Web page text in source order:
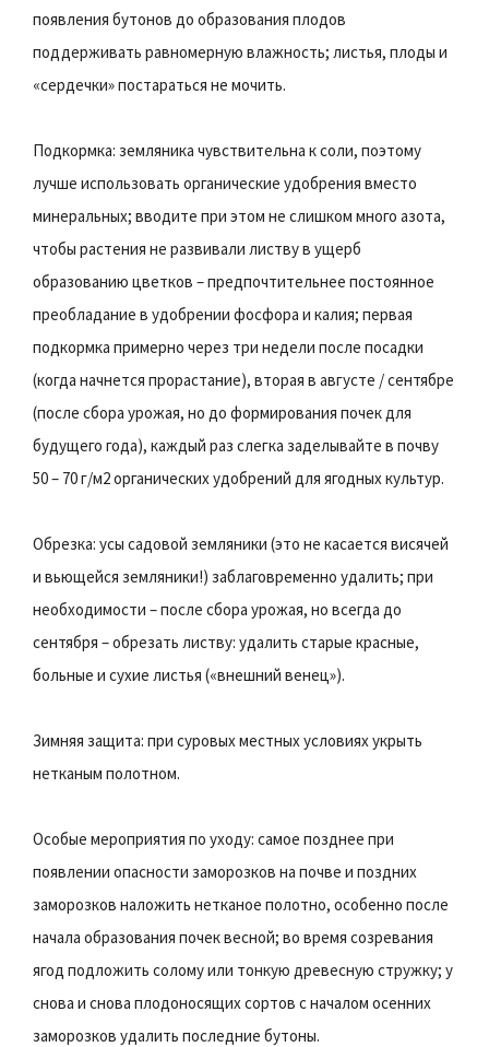
появления бутонов до образования плодов
поддерживать равномерную влажность; листья, плоды и
«сердечки» постараться не мочить.
Подкормка: земляника чувствительна к соли, поэтому
лучше использовать органические удобрения вместо
минеральных; вводите при этом не слишком много азота,
чтобы растения не развивали листву в ущерб
образованию цветков – предпочтительнее постоянное
преобладание в удобрении фосфора и калия; первая
подкормка примерно через три недели после посадки
(когда начнется прорастание), вторая в августе / сентябре
(после сбора урожая, но до формирования почек для
будущего года), каждый раз слегка заделывайте в почву
50 – 70 г/м2 органических удобрений для ягодных культур.
Обрезка: усы садовой земляники (это не касается висячей
и вьющейся земляники!) заблаговременно удалить; при
необходимости – после сбора урожая, но всегда до
сентября – обрезать листву: удалить старые красные,
больные и сухие листья («внешний венец»).
Зимняя защита: при суровых местных условиях укрыть
нетканым полотном.
Особые мероприятия по уходу: самое позднее при
появлении опасности заморозков на почве и поздних
заморозков наложить нетканое полотно, особенно после
начала образования почек весной; во время созревания
ягод подложить солому или тонкую древесную стружку; у
снова и снова плодоносящих сортов с началом осенних
заморозков удалить последние бутоны.